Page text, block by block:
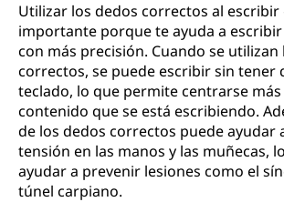
Utilizar los dedos correctos al escribir
importante porque te ayuda a
con más precisión. Cuando se utilizan
correctos, se puede escribir sin tener
teclado, lo que permite centrarse más
contenido que se está escribiendo.
de los dedos correctos puede ayudar
tensión en las manos y las muñecas,
ayudar a prevenir lesiones como el
túnel carpiano.